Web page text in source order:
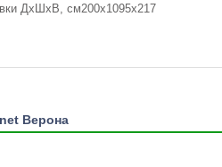
ДxШxВ, см200x1095x217
Верона